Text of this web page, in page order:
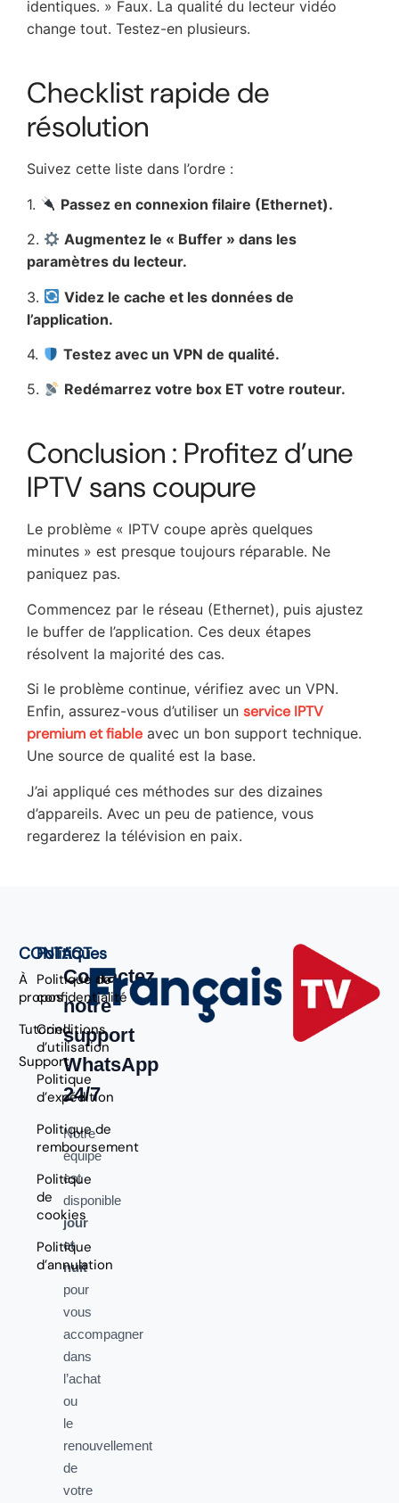
identiques. » Faux. La qualité du lecteur vidéo
change tout. Testez-en plusieurs.
Checklist rapide de
résolution
Suivez cette liste dans l’ordre :
1.
Passez en connexion filaire (Ethernet).
2.
Augmentez le « Buffer » dans les
paramètres du lecteur.
3.
Videz le cache et les données de
l’application.
4.
Testez avec un VPN de qualité.
5.
Redémarrez votre box ET votre routeur.
Conclusion : Profitez d’une
IPTV sans coupure
Le problème « IPTV coupe après quelques
minutes » est presque toujours réparable. Ne
paniquez pas.
Commencez par le réseau (Ethernet), puis ajustez
le buffer de l’application. Ces deux étapes
résolvent la majorité des cas.
Si le problème continue, vérifiez avec un VPN.
Enfin, assurez-vous d’utiliser un service IPTV
premium et fiable avec un bon support technique.
Une source de qualité est la base.
J’ai appliqué ces méthodes sur des dizaines
d’appareils. Avec un peu de patience, vous
regarderez la télévision en paix.
CONTACT
À
propos
Tutoriel
Support
Politiques
Politique de
confidentialité
Conditions
d’utilisation
Politique
d’expédition
Politique de
remboursement
Politique
de
cookies
Politique
d’annulation
Contactez
notre
support
WhatsApp
24/7
Notre
équipe
est
disponible
jour
et
nuit
pour
vous
accompagner
dans
l’achat
ou
le
renouvellement
de
votre